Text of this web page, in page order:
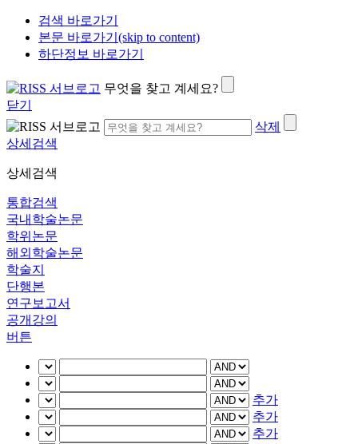
검색 바로가기
본문 바로가기(skip to content)
하단정보 바로가기
무엇을 찾고 계세요?
닫기
삭제
상세검색
상세검색
통합검색
국내학술논문
학위논문
해외학술논문
학술지
단행본
연구보고서
공개강의
버튼
추가
추가
추가